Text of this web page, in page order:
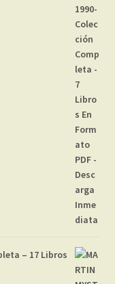
– 17 Libros